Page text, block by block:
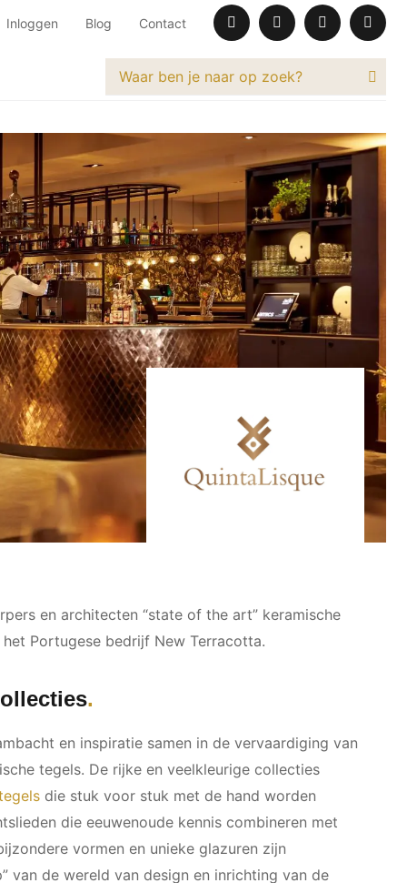
Inloggen Blog Contact
en architecten “state of the art” keramische
Portugese bedrijf New Terracotta.
en inspiratie samen in de vervaardiging van
tegels. De rijke en veelkleurige collecties
die stuk voor stuk met de hand worden
die eeuwenoude kennis combineren met
vormen en unieke glazuren zijn
van de wereld van design en inrichting van de